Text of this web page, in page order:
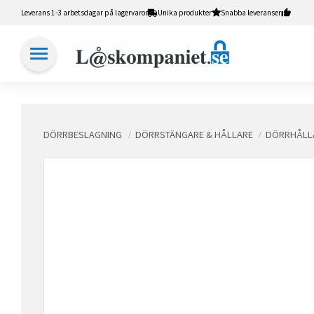
Leverans 1-3 arbetsdagar på lagervaror Unika produkter Snabba leveranser
DÖRRBESLAGNING DÖRRSTÄNGARE & HÅLLARE